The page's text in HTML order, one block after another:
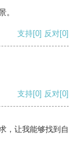
。
支持[0] 反对[0]
支持[0] 反对[0]
，让我能够找到自